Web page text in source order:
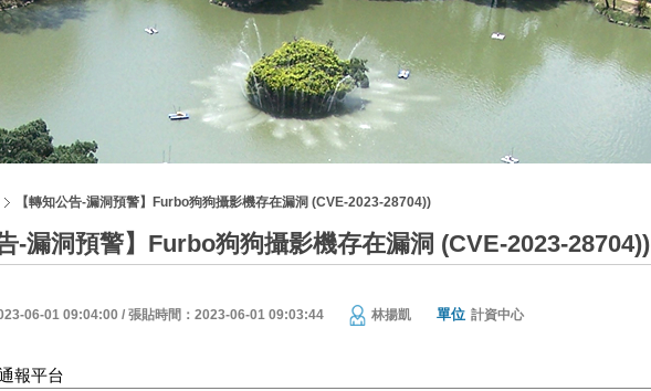
【轉知公告-漏洞預警】Furbo狗狗攝影機存在漏洞 (CVE-2023-28704))
-漏洞預警】Furbo狗狗攝影機存在漏洞 (CVE-2023-28704))
06-01 09:04:00 / 張貼時間：2023-06-01 09:03:44 林揚凱 單位 計資中心
報平台